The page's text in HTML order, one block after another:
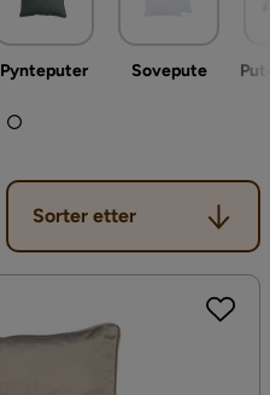
Pynteputer Sovepute
Sorter etter
Sorter etter